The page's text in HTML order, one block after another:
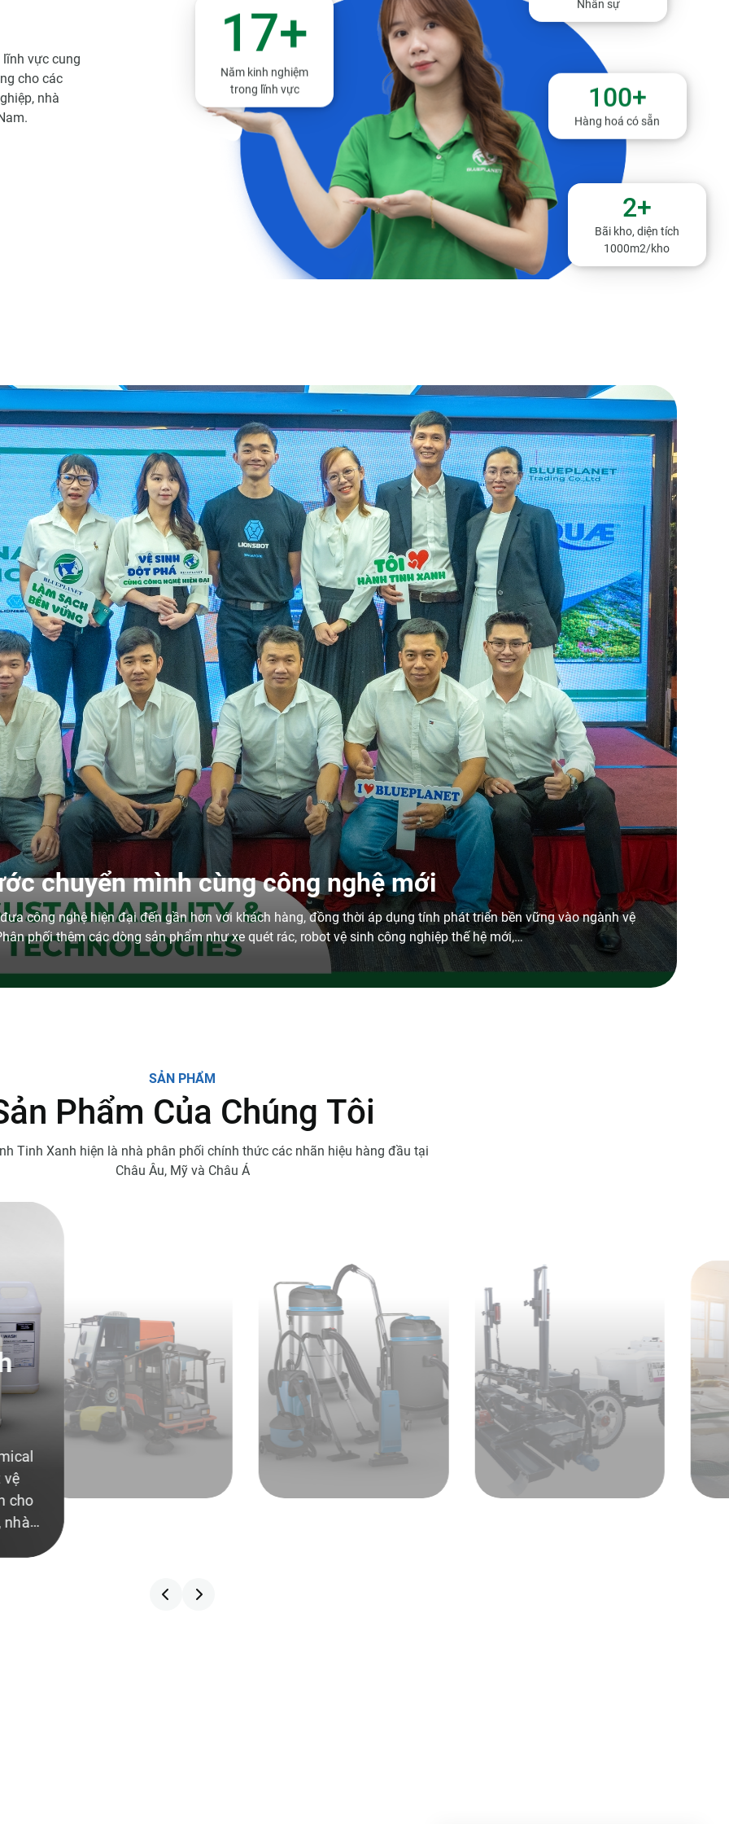
vực cung
cho các
nhà
17+
Năm kinh nghiệm
trong lĩnh vực
Nhân sự
100+
Hàng hoá có sẵn
2 +
Bãi kho, diện tích
1000m2/kho
chuyển mình cùng công nghệ mới
công nghệ hiện đại đến gần hơn với khách hàng, đồng thời áp dụng tính phát triển bền vững vào ngành vệ
phối thêm các dòng sản phẩm như xe quét rác, robot vệ sinh công nghiệp thế hệ mới,…
SẢN PHẨM
ản Phẩm Của Chúng Tôi
Tinh Xanh hiện là nhà phân phối chính thức các nhãn hiệu hàng đầu tại
Châu Âu, Mỹ và Châu Á